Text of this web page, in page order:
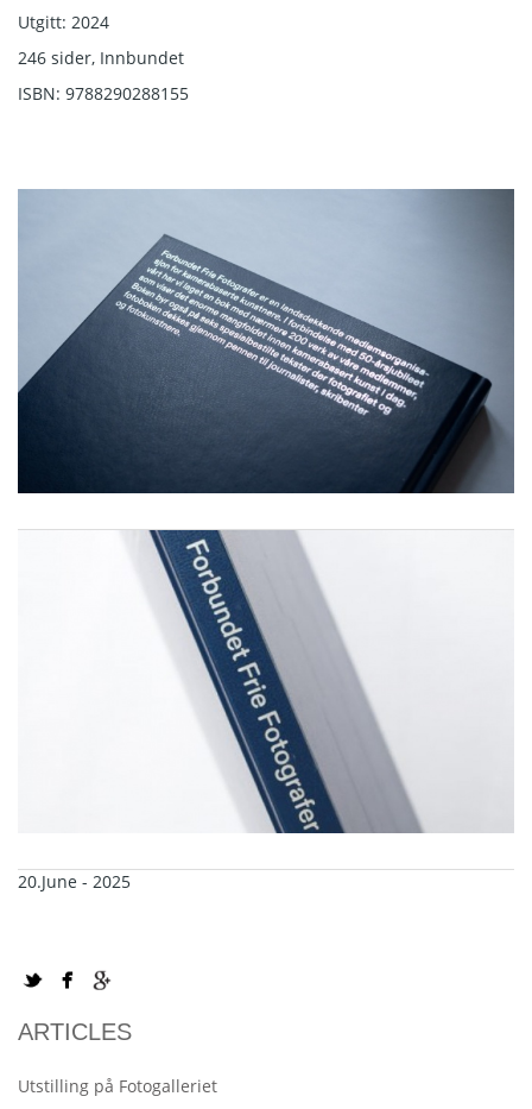
Utgitt: 2024
246 sider, Innbundet
ISBN: 9788290288155
20.June - 2025
ARTICLES
Utstilling på Fotogalleriet